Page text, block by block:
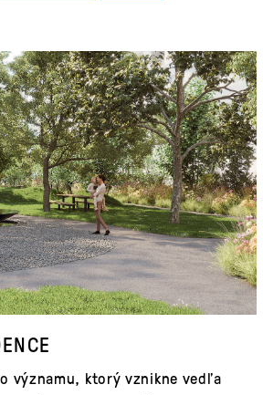
významu, ktorý vznikne vedľa